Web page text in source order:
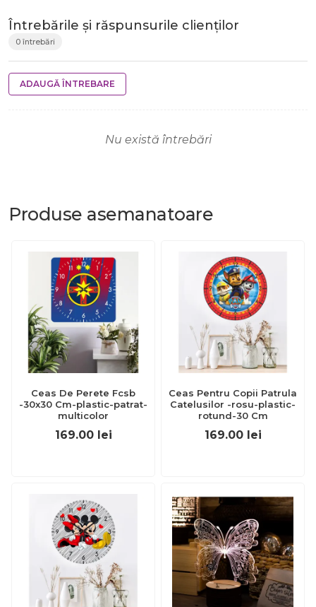
Întrebările și răspunsurile clienților
0 întrebări
ADAUGĂ ÎNTREBARE
Nu există întrebări
Produse asemanatoare
Ceas De Perete Fcsb
-30x30 Cm-plastic-patrat-
multicolor
169.00 lei
Ceas Pentru Copii Patrula
Catelusilor -rosu-plastic-
rotund-30 Cm
169.00 lei